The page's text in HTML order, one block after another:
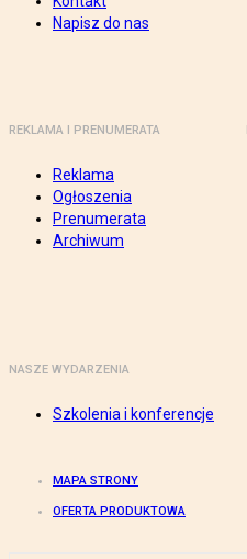
Napisz do nas
REKLAMA I PRENUMERATA
Reklama
Ogłoszenia
Prenumerata
Archiwum
NASZE WYDARZENIA
Szkolenia i konferencje
MAPA STRONY
OFERTA PRODUKTOWA